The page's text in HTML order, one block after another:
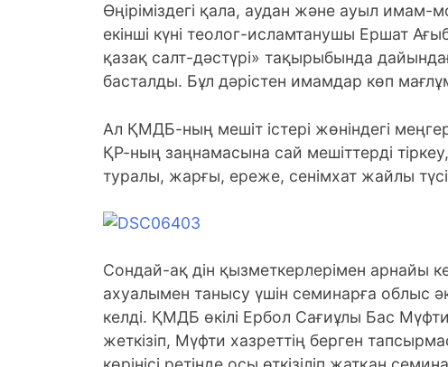
Өңіріміздегі қала, аудан және ауыл
екінші күні теолог-исламтанушы Ершат
қазақ салт-дәстүрі» тақырыбында
басталды. Бұл дәрістен имамдар көп
Ал ҚМДБ-ның мешіт істері жөніндегі
ҚР-ның заңнамасына сай мешіттерді тіркеу,
туралы, жарғы, ереже, сенімхат жайлы
Сондай-ақ дін қызметкерлерімен арнайы
ахуалымен танысу үшін семинарға облыс
келді. ҚМДБ өкілі Ербол Сағиұлы Бас
жеткізіп, Мүфти хазреттің берген